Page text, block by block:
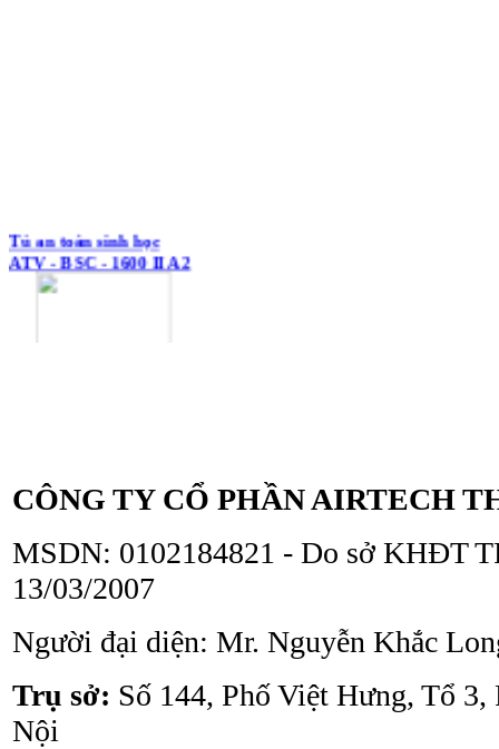
Tủ an toàn sinh học
ATV - BSC - 1600 II A2
Tủ an toàn sinh học
CÔNG TY CỔ PHẦN AIRTECH
MSDN: 0102184821 - Do sở KHĐT
13/03/2007
Người đại diện: Mr. Nguyễn Khắc
Trụ sở: Số 144, Phố Việt Hưng, Tổ
Nội